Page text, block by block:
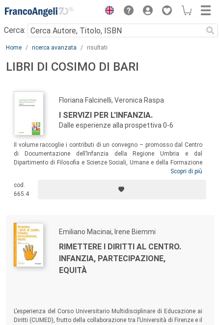
Menu
Cerca:
Main content
Home ricerca avanzata risultati
LIBRI DI COSIMO DI BARI
Floriana Falcinelli, Veronica Raspa
I SERVIZI PER L'INFANZIA.
Dalle esperienze alla prospettiva 0-6
Il volume raccoglie i contributi di un convegno – promosso dal Centro
di Documentazione dell’Infanzia della Regione Umbria e dal
Dipartimento di Filosofia e Scienze Sociali, Umane e della Formazione
dell’Università di Perugia – orientato alla progettazione del sistema
analizzando sia le dimensioni teoriche sia alcune esperienze
realizzate in diversi contesti e offrendo spunti di riflessione per la
Scopri di più
cod.
665.4
Emiliano Macinai, Irene Biemmi
RIMETTERE I DIRITTI AL CENTRO.
INFANZIA, PARTECIPAZIONE,
EQUITÀ
L’esperienza del Corso Universitario Multidisciplinare di Educazione ai
Diritti (CUMED), frutto della collaborazione tra l’Università di Firenze e il